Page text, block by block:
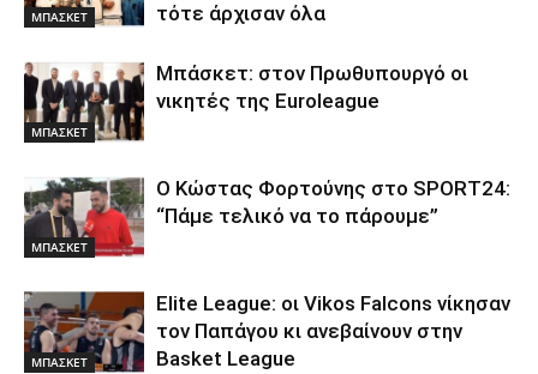
ΜΠΑΣΚΕΤ
τότε άρχισαν όλα
ΜΠΑΣΚΕΤ
Μπάσκετ: στον Πρωθυπουργό οι
νικητές της Euroleague
ΜΠΑΣΚΕΤ
Ο Κώστας Φορτούνης στο SPORT24:
“Πάμε τελικό να το πάρουμε”
ΜΠΑΣΚΕΤ
Elite League: οι Vikos Falcons νίκησαν
τον Παπάγου κι ανεβαίνουν στην
Basket League